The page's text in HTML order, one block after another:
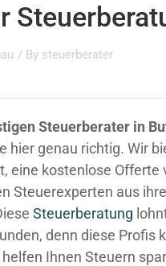
/ By steuerberater
Steuerberater in
hier genau richtig. Wir
eine kostenlose Offerte
Steuerexperten aus
Steuerberatung
denn diese Profis
Ihnen Steuern